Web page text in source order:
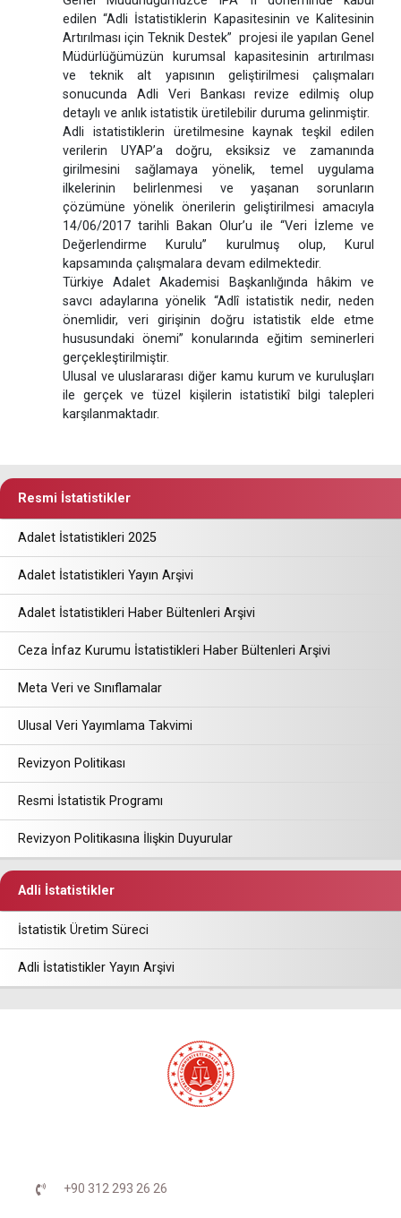
edilen “Adli İstatistiklerin Kapasitesinin ve Kalitesinin
Artırılması için Teknik Destek” projesi ile yapılan Genel
Müdürlüğümüzün kurumsal kapasitesinin artırılması
ve teknik alt yapısının geliştirilmesi çalışmaları
sonucunda Adli Veri Bankası revize edilmiş olup
detaylı ve anlık istatistik üretilebilir duruma gelinmiştir.
Adli istatistiklerin üretilmesine kaynak teşkil edilen
verilerin UYAP’a doğru, eksiksiz ve zamanında
girilmesini sağlamaya yönelik, temel uygulama
ilkelerinin belirlenmesi ve yaşanan sorunların
çözümüne yönelik önerilerin geliştirilmesi amacıyla
14/06/2017 tarihli Bakan Olur’u ile ‘‘Veri İzleme ve
Değerlendirme Kurulu’’ kurulmuş olup, Kurul
kapsamında çalışmalara devam edilmektedir.
Türkiye Adalet Akademisi Başkanlığında hâkim ve
savcı adaylarına yönelik “Adlî istatistik nedir, neden
önemlidir, veri girişinin doğru istatistik elde etme
hususundaki önemi” konularında eğitim seminerleri
gerçekleştirilmiştir.
Ulusal ve uluslararası diğer kamu kurum ve kuruluşları
ile gerçek ve tüzel kişilerin istatistikî bilgi talepleri
karşılanmaktadır.
Resmi İstatistikler
Adalet İstatistikleri 2025
Adalet İstatistikleri Yayın Arşivi
Adalet İstatistikleri Haber Bültenleri Arşivi
Ceza İnfaz Kurumu İstatistikleri Haber Bültenleri Arşivi
Meta Veri ve Sınıflamalar
Ulusal Veri Yayımlama Takvimi
Revizyon Politikası
Resmi İstatistik Programı
Revizyon Politikasına İlişkin Duyurular
Adli İstatistikler
İstatistik Üretim Süreci
Adli İstatistikler Yayın Arşivi
+90 312 293 26 26